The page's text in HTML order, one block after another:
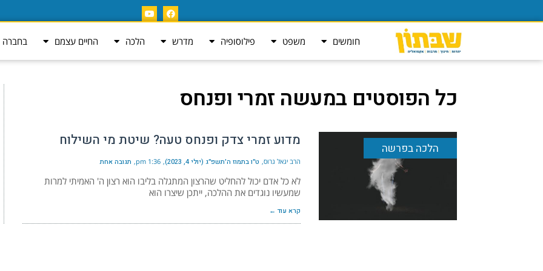
חומשים משפט פילוסופיה מדרש הלכה החיים עצמם בחברה
כל הפוסטים במעשה זמרי ופנחס
הלכה בפרשה מדוע זמרי צדק ופנחס טעה? שיטת מי השילוח
הרב יגאל גרוס ט״ו בתמוז ה׳תשפ״ג (יולי 4, 2023) 1:36 pm תגובה אחת
לא כל אדם יכול להחליט שהרצון המתגלה בליבו הוא רצון ה' האמיתי למרות
שמעשיו נוגדים את ההלכה, ייתכן שיצרו הוא
קרא עוד ←